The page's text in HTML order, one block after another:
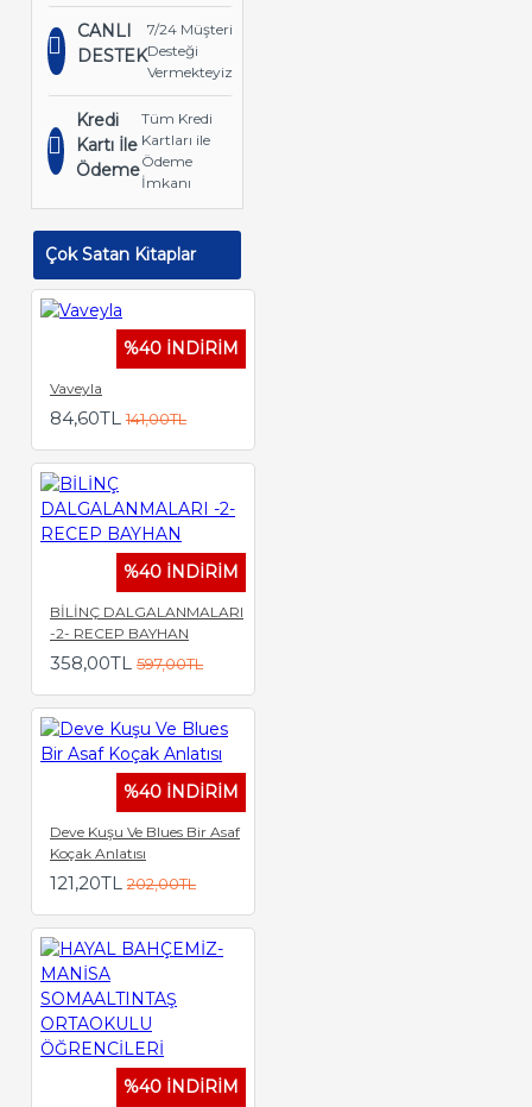
CANLI
DESTEK
7/24 Müşteri
Desteği
Vermekteyiz
Kredi
Kartı İle
Ödeme
Tüm Kredi
Kartları ile
Ödeme
İmkanı
Çok Satan Kitaplar
%40 İNDİRİM
Vaveyla
84,60TL 141,00TL
%40 İNDİRİM
BİLİNÇ DALGALANMALARI
-2- RECEP BAYHAN
358,00TL 597,00TL
%40 İNDİRİM
Deve Kuşu Ve Blues Bir Asaf
Koçak Anlatısı
121,20TL 202,00TL
%40 İNDİRİM